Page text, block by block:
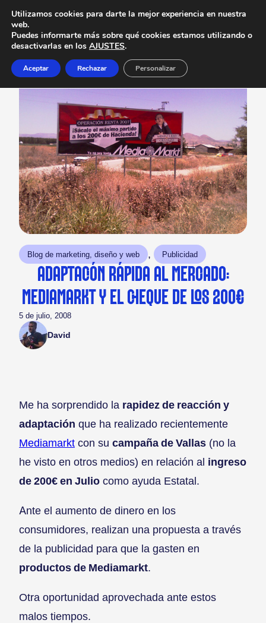
Blog de marketing, diseño y web , Publicidad
ADAPTACIÓN RÁPIDA AL MERCADO:
MEDIAMARKT Y EL CHEQUE DE LOS 200€
5 de julio, 2008
David
Me ha sorprendido la rapidez de reacción y
adaptación que ha realizado recientemente
Mediamarkt con su campaña de Vallas (no la
he visto en otros medios) en relación al ingreso
de 200€ en Julio como ayuda Estatal.
Ante el aumento de dinero en los
consumidores, realizan una propuesta a través
de la publicidad para que la gasten en
productos de Mediamarkt.
Otra oportunidad aprovechada ante estos
malos tiempos.
Utilizamos cookies para darte la mejor experiencia en nuestra
web.
Puedes informarte más sobre qué cookies estamos utilizando o
desactivarlas en los AJUSTES.
Aceptar Rechazar Personalizar